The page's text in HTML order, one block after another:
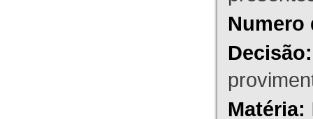
Numero
Decisão:
Matéria: